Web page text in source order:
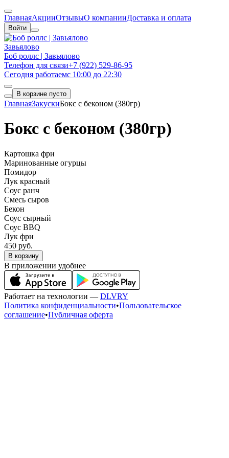
ГлавнаяАкцииОтзывыО компанииДоставка и оплата
Войти
Завьялово
Боб роллс | Завьялово
Телефон для связи+7 (922) 529-86-95
Сегодня работаемс 10:00 до 22:30
В корзине пусто
ГлавнаяЗакускиБокс с беконом (380гр)
Бокс с беконом (380гр)
Картошка фри
Маринованные огурцы
Помидор
Лук красный
Соус ранч
Смесь сыров
Бекон
Соус сырный
Соус BBQ
Лук фри
450 руб.
В корзину
В приложении удобнее
Работает на технологии — DLVRY
Политика конфиденциальности•Пользовательское
соглашение•Публичная оферта